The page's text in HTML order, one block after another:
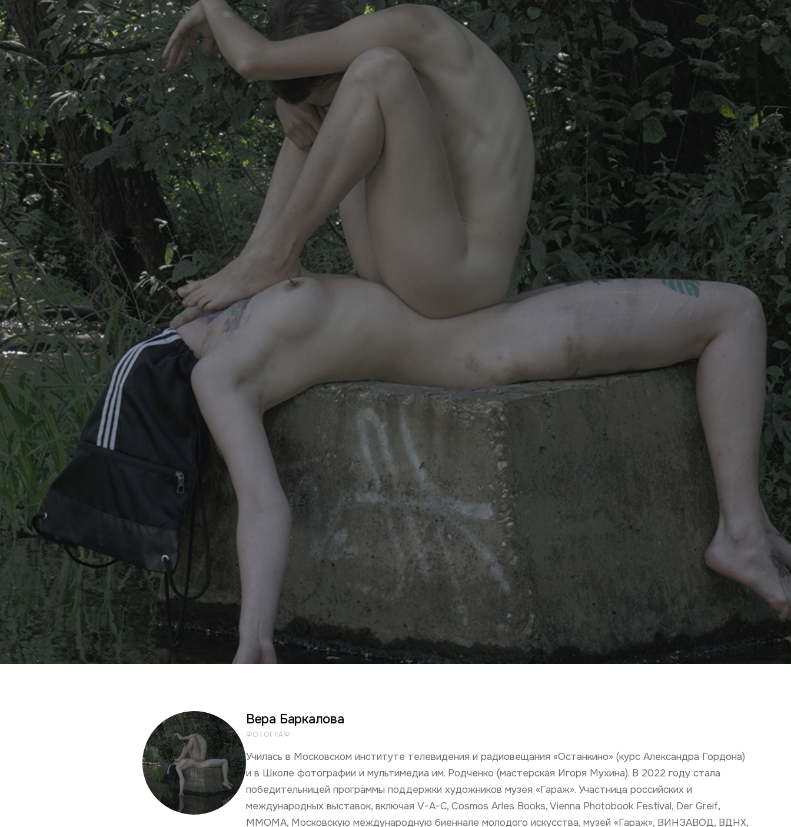
Вера Баркалова
ФОТОГРАФ
Училась в Московском институте телевидения и радиовещания «Останкино» (курс Александра Гордона)
и в Школе фотографии и мультимедиа им. Родченко (мастерская Игоря Мухина). В 2022 году стала
победительницей программы поддержки художников музея «Гараж». Участница российских и
международных выставок, включая V-A-C, Cosmos Arles Books, Vienna Photobook Festival, Der Greif,
ММОМА, Московскую международную биеннале молодого искусства, музей «Гараж», ВИНЗАВОД, ВДНХ,